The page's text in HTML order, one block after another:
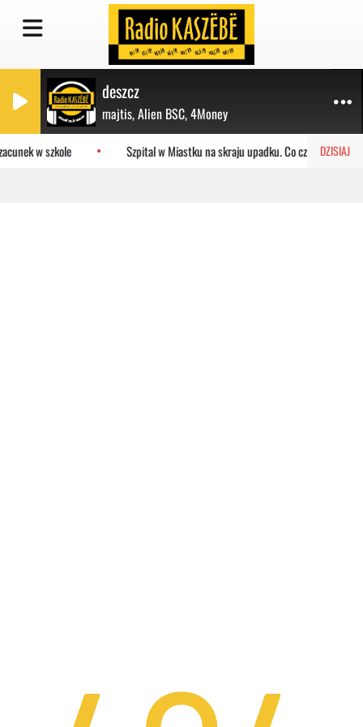
deszcz
majtis, Alien BSC, 4Money
DZISIAJ
w szkole Szpital w Miastku na skraju upadku. Co czeka